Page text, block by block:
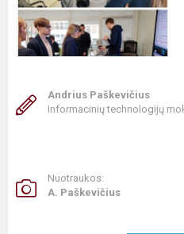
Andrius Paškevičius
Informacinių technologijų
Nuotraukos:
A. Paškevičius